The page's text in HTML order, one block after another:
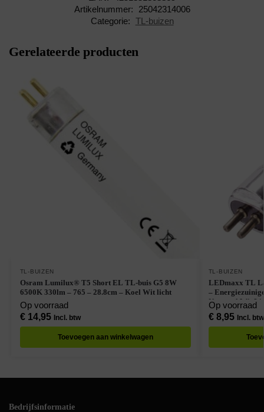
Artikelnummer:
25042314006
Categorie: TL-buizen
Gerelateerde producten
TL-BUIZEN
Osram Lumilux® T5 Short EL TL-buis G5 8W
6500K 330lm – 765 – 28.8cm – Koel Wit licht
Op voorraad
€14,95 Incl. btw
Toevoegen aan winkelwagen
TL-BUIZEN
LEDmaxx TL
–
Neutraal Wit
Op voorraad
€8,95 Incl. btw
Bedrijfsinformatie